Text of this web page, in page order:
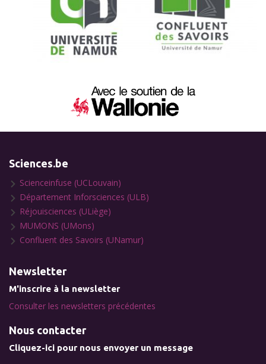
Sciences.be
Scienceinfuse (UCLouvain)
Département Inforsciences (ULB)
Réjouisciences (ULiège)
MUMONS (UMons)
Confluent des Savoirs (UNamur)
Newsletter
M'inscrire à la newsletter
Consulter les newsletters précédentes
Nous contacter
Cliquez-ici pour nous envoyer un message